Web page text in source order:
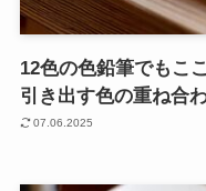
12色の色鉛筆でもこ
引き出す色の重ね合
07.06.2025